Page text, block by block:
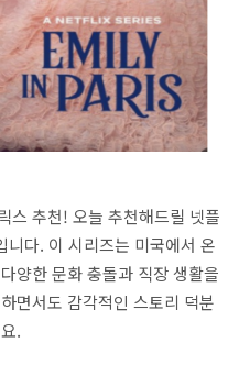
스 추천! 오늘 추천해드릴 넷플
다. 이 시리즈는 미국에서 온
양한 문화 충돌과 직장 생활을
면서도 감각적인 스토리 덕분
.